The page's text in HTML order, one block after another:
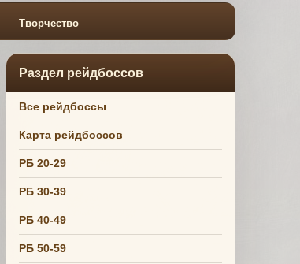
Творчество
Раздел рейдбоссов
Все рейдбоссы
Карта рейдбоссов
РБ 20-29
РБ 30-39
РБ 40-49
РБ 50-59